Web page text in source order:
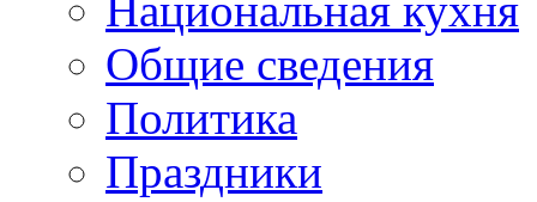
Общие сведения
Политика
Праздники